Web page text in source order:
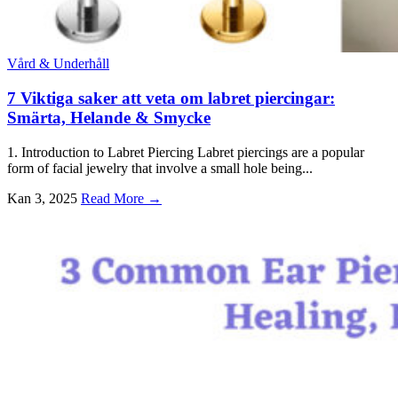
Vård & Underhåll
7 Viktiga saker att veta om labret piercingar:
Smärta, Helande & Smycke
1. Introduction to Labret Piercing Labret piercings are a popular
form of facial jewelry that involve a small hole being...
Kan 3, 2025 Read More →